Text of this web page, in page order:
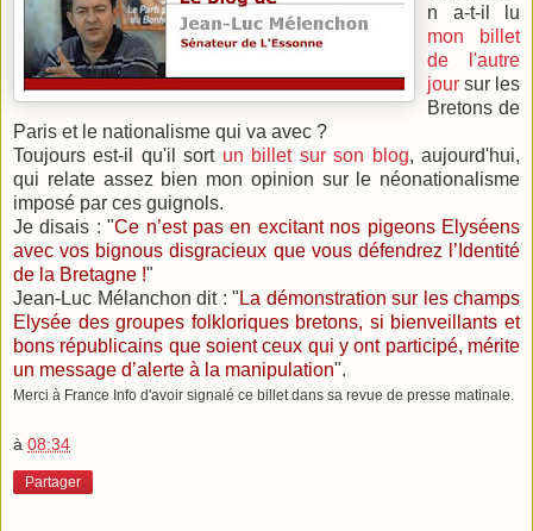
n a-t-il lu
mon billet
de l'autre
jour sur les
Bretons de
Paris et le nationalisme qui va avec ?
Toujours est-il qu'il sort un billet sur son blog, aujourd'hui,
qui relate assez bien mon opinion sur le néonationalisme
imposé par ces guignols.
Je disais : "Ce n’est pas en excitant nos pigeons Elyséens
avec vos bignous disgracieux que vous défendrez l’Identité
de la Bretagne !"
Jean-Luc Mélanchon dit : " La démonstration sur les champs
Elysée des groupes folkloriques bretons, si bienveillants et
bons républicains que soient ceux qui y ont participé, mérite
un message d’alerte à la manipulation".
Merci à France Info d'avoir signalé ce billet dans sa revue de presse matinale.
à 08:34
Partager